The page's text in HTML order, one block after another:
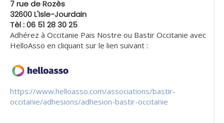
7 rue de Rozès
32600 L'Isle-Jourdain
Tèl : 06 51 28 30 25
Adhérez à Occitanie Pais Nostre ou Bastir Occitanie avec
HelloAsso en cliquant sur le lien suivant :
https://www.helloasso.com/associations/bastir-
occitanie/adhesions/adhesion-bastir-occitanie